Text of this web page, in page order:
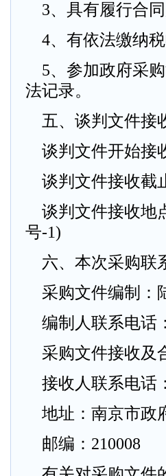
3、具有履行合
4、有依法缴纳
5、参加政府采
法记录。
五、谈判文件接
谈判文件开始接
谈判文件接收截
谈判文件接收地
号-1)
六、本次采购联
采购文件编制：
编制人联系电话
采购文件接收及
接收人联系电话
地址：南京市政
邮编：210008